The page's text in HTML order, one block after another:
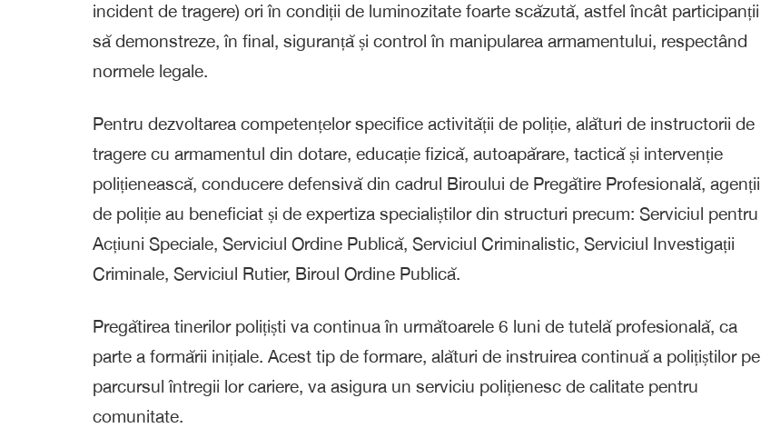
incident de tragere) ori în condiții de luminozitate foarte scăzută, astfel încât participanții
să demonstreze, în final, siguranță și control în manipularea armamentului, respectând
normele legale.
Pentru dezvoltarea competențelor specifice activității de poliție, alături de instructorii de
tragere cu armamentul din dotare, educație fizică, autoapărare, tactică și intervenție
polițienească, conducere defensivă din cadrul Biroului de Pregătire Profesională, agenții
de poliție au beneficiat și de expertiza specialiștilor din structuri precum: Serviciul pentru
Acțiuni Speciale, Serviciul Ordine Publică, Serviciul Criminalistic, Serviciul Investigații
Criminale, Serviciul Rutier, Biroul Ordine Publică.
Pregătirea tinerilor polițiști va continua în următoarele 6 luni de tutelă profesională, ca
parte a formării inițiale. Acest tip de formare, alături de instruirea continuă a polițiștilor pe
parcursul întregii lor cariere, va asigura un serviciu polițienesc de calitate pentru
comunitate.